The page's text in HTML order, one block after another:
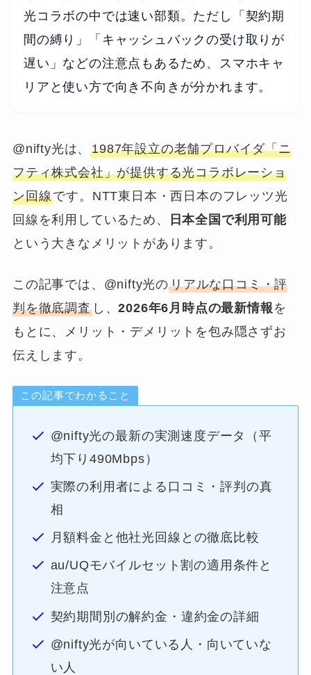
光コラボの中では速い部類。ただし「契約期
間の縛り」「キャッシュバックの受け取りが
遅い」などの注意点もあるため、スマホキャ
リアと使い方で向き不向きが分かれます。
@nifty光は、1987年設立の老舗プロバイダ「ニ
フティ株式会社」が提供する光コラボレーショ
ン回線です。NTT東日本・西日本のフレッツ光
回線を利用しているため、
日本全国で利用可能
という大きなメリットがあります。
この記事では、@nifty光のリアルな口コミ・評
判を徹底調査し、2026年6月時点の最新情報 を
もとに、メリット・デメリットを包み隠さずお
伝えします。
この記事でわかること
@nifty光の最新の実測速度データ（平
均下り490Mbps）
実際の利用者による口コミ・評判の真
相
月額料金と他社光回線との徹底比較
au/UQモバイルセット割の適用条件と
注意点
契約期間別の解約金・違約金の詳細
@nifty光が向いている人・向いていな
い人